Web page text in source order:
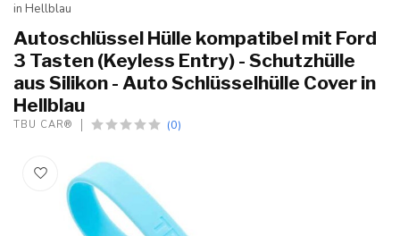
in Hellblau
Autoschlüssel Hülle kompatibel mit Ford
3 Tasten (Keyless Entry) - Schutzhülle
aus Silikon - Auto Schlüsselhülle Cover in
Hellblau
TBU CAR® (0)